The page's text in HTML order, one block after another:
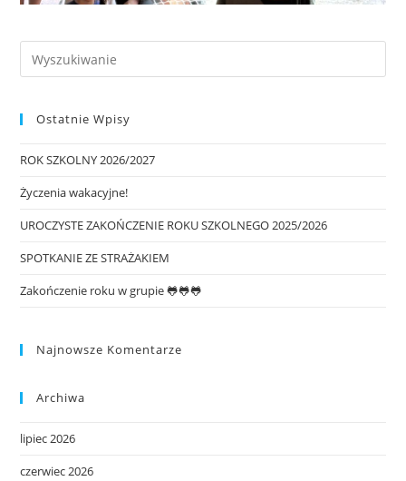
Ostatnie Wpisy
ROK SZKOLNY 2026/2027
Życzenia wakacyjne!
UROCZYSTE ZAKOŃCZENIE ROKU SZKOLNEGO 2025/2026
SPOTKANIE ZE STRAŻAKIEM
Zakończenie roku w grupie 🐸🐸🐸
Najnowsze Komentarze
Archiwa
lipiec 2026
czerwiec 2026